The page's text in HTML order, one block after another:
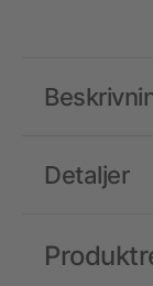
Detaljer